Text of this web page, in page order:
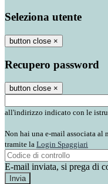
Seleziona utente
button close ×
Recupero password
button close ×
all'indirizzo indicato con le
Non hai una e-mail associata al
tramite la Login Spaggiari
E-mail inviata, si prega di